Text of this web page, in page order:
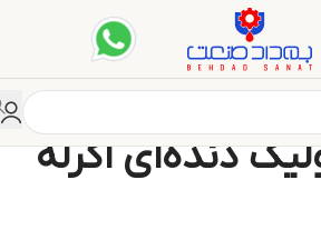
دنده‌ای اکرله